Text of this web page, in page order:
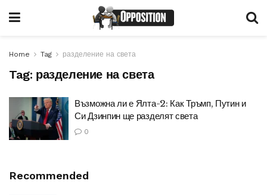
Home Tag разделение на света
Tag: разделение на света
Възможна ли е Ялта-2: Как Тръмп, Путин и
Си Дзинпин ще разделят света
0
Recommended